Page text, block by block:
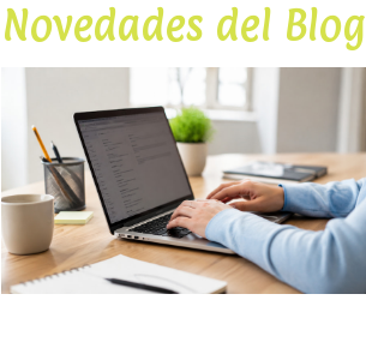
Novedades del Blog